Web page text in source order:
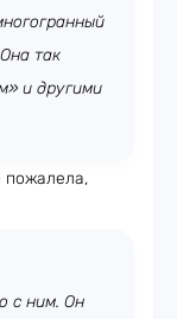
так
и другими
пожалела,
с ним. Он